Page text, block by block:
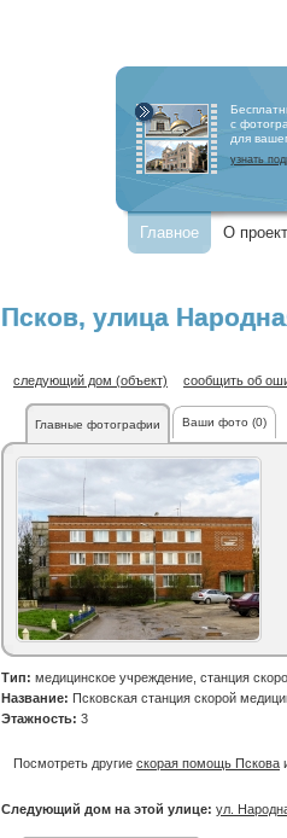
с
для
узнать
Главное О
Псков, улица
следующий дом (объект) сообщить об
Главные фотографии Ваши фото (0)
Тип: медицинское учреждение, станция
Название: Псковская станция скорой
Этажность: 3
Посмотреть другие скорая помощь Пскова
Следующий дом на этой улице: ул.